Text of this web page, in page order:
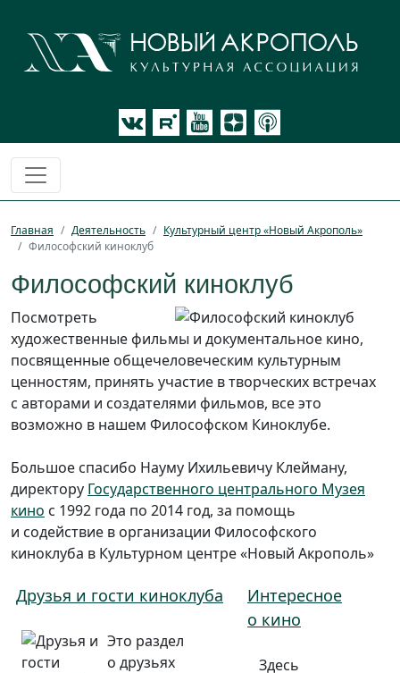
Главная Деятельность
Культурный центр «Новый Акрополь»
Философский киноклуб
Философский киноклуб
Посмотреть
художественные фильмы и документальное кино,
посвященные общечеловеческим культурным
ценностям, принять участие в творческих встречах
с авторами и создателями фильмов, все это
возможно в нашем Философском Киноклубе.
Большое спасибо Науму Ихильевичу Клейману,
директору Государственного центрального Музея
кино с 1992 года по 2014 год, за помощь
и содействие в организации Философского
киноклуба в Культурном центре «Новый Акрополь»
Друзья и гости киноклуба
Это раздел
о друзьях
Интересное
о кино
Здесь